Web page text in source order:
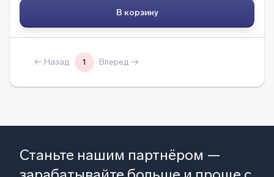
В корзину
← Назад 1 Вперед →
Станьте нашим партнёром —